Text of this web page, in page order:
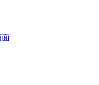
面